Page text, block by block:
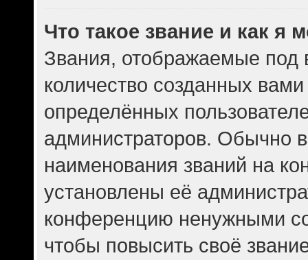
Что такое звание и как я
Звания, отображаемые
количество созданных
определённых
администраторов. Обычно
наименования званий на
установлены её
конференцию ненужными
чтобы повысить своё